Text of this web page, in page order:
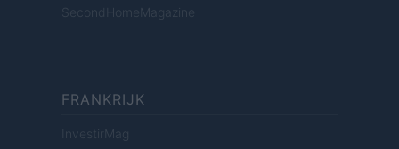
SecondHomeMagazine
FRANKRIJK
InvestirMag